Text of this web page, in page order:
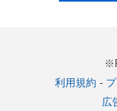
利用規約 -
広